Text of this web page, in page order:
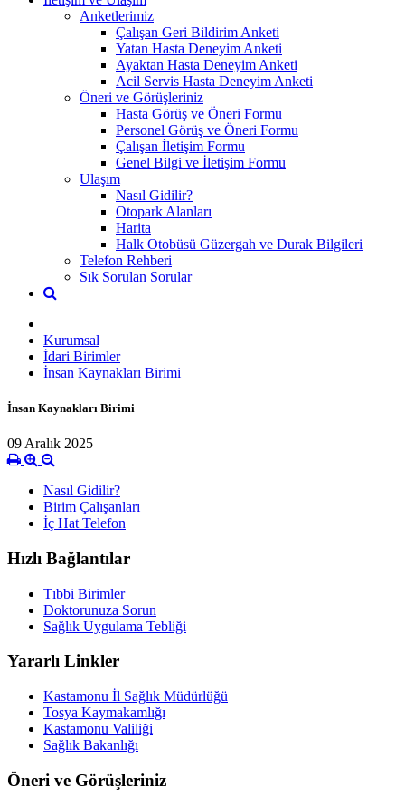
Anketlerimiz
Çalışan Geri Bildirim Anketi
Yatan Hasta Deneyim Anketi
Ayaktan Hasta Deneyim Anketi
Acil Servis Hasta Deneyim Anketi
Öneri ve Görüşleriniz
Hasta Görüş ve Öneri Formu
Personel Görüş ve Öneri Formu
Çalışan İletişim Formu
Genel Bilgi ve İletişim Formu
Ulaşım
Nasıl Gidilir?
Otopark Alanları
Harita
Halk Otobüsü Güzergah ve Durak Bilgileri
Telefon Rehberi
Sık Sorulan Sorular
Kurumsal
İdari Birimler
İnsan Kaynakları Birimi
İnsan Kaynakları Birimi
09 Aralık 2025
Nasıl Gidilir?
Birim Çalışanları
İç Hat Telefon
Hızlı Bağlantılar
Tıbbi Birimler
Doktorunuza Sorun
Sağlık Uygulama Tebliği
Yararlı Linkler
Kastamonu İl Sağlık Müdürlüğü
Tosya Kaymakamlığı
Kastamonu Valiliği
Sağlık Bakanlığı
Öneri ve Görüşleriniz